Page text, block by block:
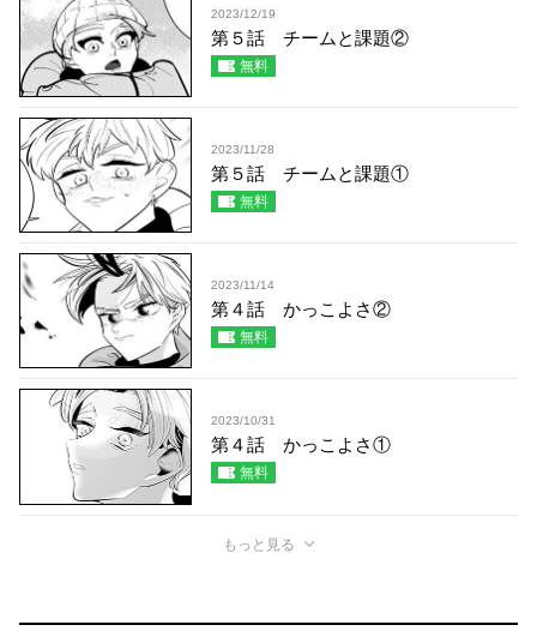
2023/12/19
第５話 チームと課題②
無料
2023/11/28
第５話 チームと課題①
無料
2023/11/14
第４話 かっこよさ②
無料
2023/10/31
第４話 かっこよさ①
無料
もっと見る